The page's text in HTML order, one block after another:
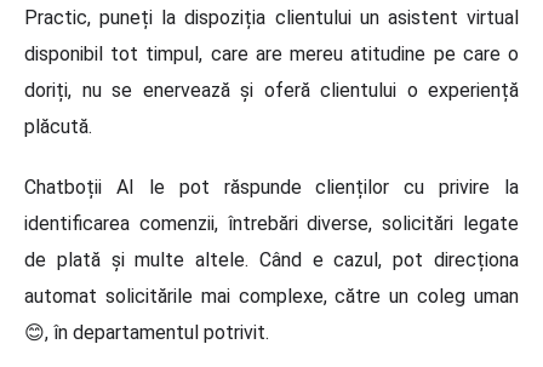
Practic, puneți la dispoziția clientului un asistent virtual
disponibil tot timpul, care are mereu atitudine pe care o
doriți, nu se enervează și oferă clientului o experiență
plăcută.
Chatboții AI le pot răspunde clienților cu privire la
identificarea comenzii, întrebări diverse, solicitări legate
de plată și multe altele. Când e cazul, pot direcționa
automat solicitările mai complexe, către un coleg uman
😊, în departamentul potrivit.